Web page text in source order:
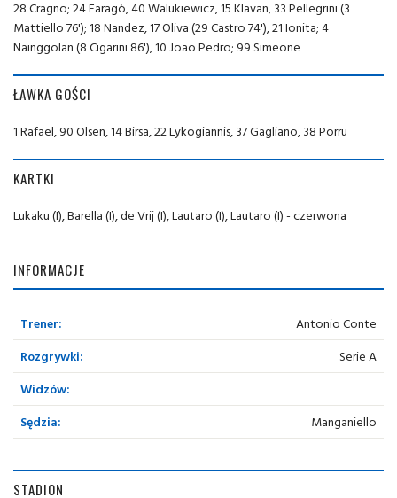
28 Cragno; 24 Faragò, 40 Walukiewicz, 15 Klavan, 33 Pellegrini (3
Mattiello 76'); 18 Nandez, 17 Oliva (29 Castro 74'), 21 Ionita; 4
Nainggolan (8 Cigarini 86'), 10 Joao Pedro; 99 Simeone
ŁAWKA GOŚCI
1 Rafael, 90 Olsen, 14 Birsa, 22 Lykogiannis, 37 Gagliano, 38 Porru
KARTKI
Lukaku (I), Barella (I), de Vrij (I), Lautaro (I), Lautaro (I) - czerwona
INFORMACJE
Trener:
Antonio Conte
Rozgrywki:
Serie A
Widzów:
Sędzia:
Manganiello
STADION